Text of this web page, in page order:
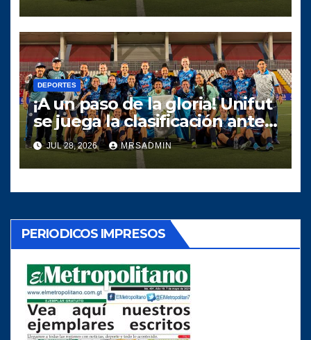
DEPORTES
¡A un paso de la gloria! Unifut
se juega la clasificación ante
el Real Estelí en la Copa
Interclubes UNCAF Femenina
JUL 28, 2026 MRSADMIN
PERIODICOS IMPRESOS